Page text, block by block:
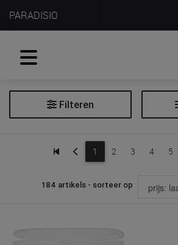
PARADISIO
Filteren
Extra filters
1 2 3 4 5
184 artikels - sorteer op